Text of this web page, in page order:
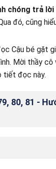
chóng trả
đó, cũng
Cậu bé gặt
Mời thầy cô
tiết đọc này.
80, 81 -